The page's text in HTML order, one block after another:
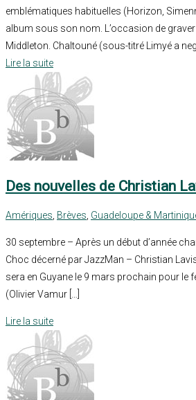
emblématiques habituelles (Horizon,
album sous son nom. L’occasion de
Middleton. Chaltouné (sous-titré Limyé a
Lire la suite
Des nouvelles de Christian
Amériques, Brèves, Guadeloupe &
30 septembre – Après un début d’année
Choc décerné par JazzMan – Christian
sera en Guyane le 9 mars prochain pour le
(Olivier Vamur […]
Lire la suite